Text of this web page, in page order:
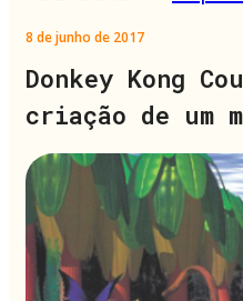
8 de junho de 2017
Donkey Kong
criação de um